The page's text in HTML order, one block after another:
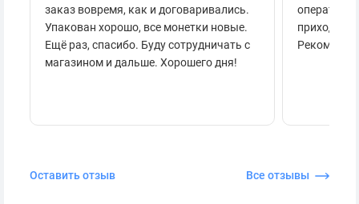
заказ вовремя, как и договаривались.
Упакован хорошо, все монетки новые.
Ещё раз, спасибо. Буду сотрудничать с
магазином и дальше. Хорошего дня!
приходило
Оставить отзыв Все отзывы